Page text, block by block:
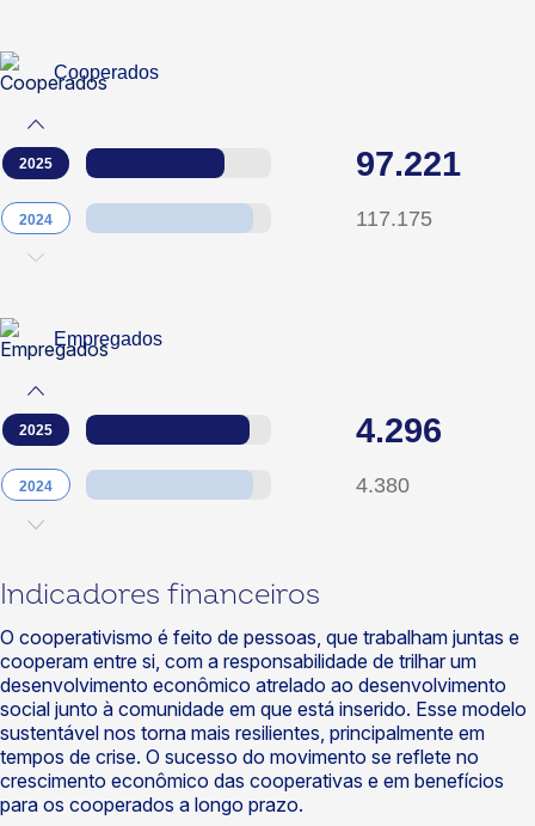
Cooperados
2025 97.221
2024 117.175
Empregados
2025 4.296
2024 4.380
Indicadores financeiros
O cooperativismo é feito de pessoas, que trabalham juntas e
cooperam entre si, com a responsabilidade de trilhar um
desenvolvimento econômico atrelado ao desenvolvimento
social junto à comunidade em que está inserido. Esse modelo
sustentável nos torna mais resilientes, principalmente em
tempos de crise. O sucesso do movimento se reflete no
crescimento econômico das cooperativas e em benefícios
para os cooperados a longo prazo.